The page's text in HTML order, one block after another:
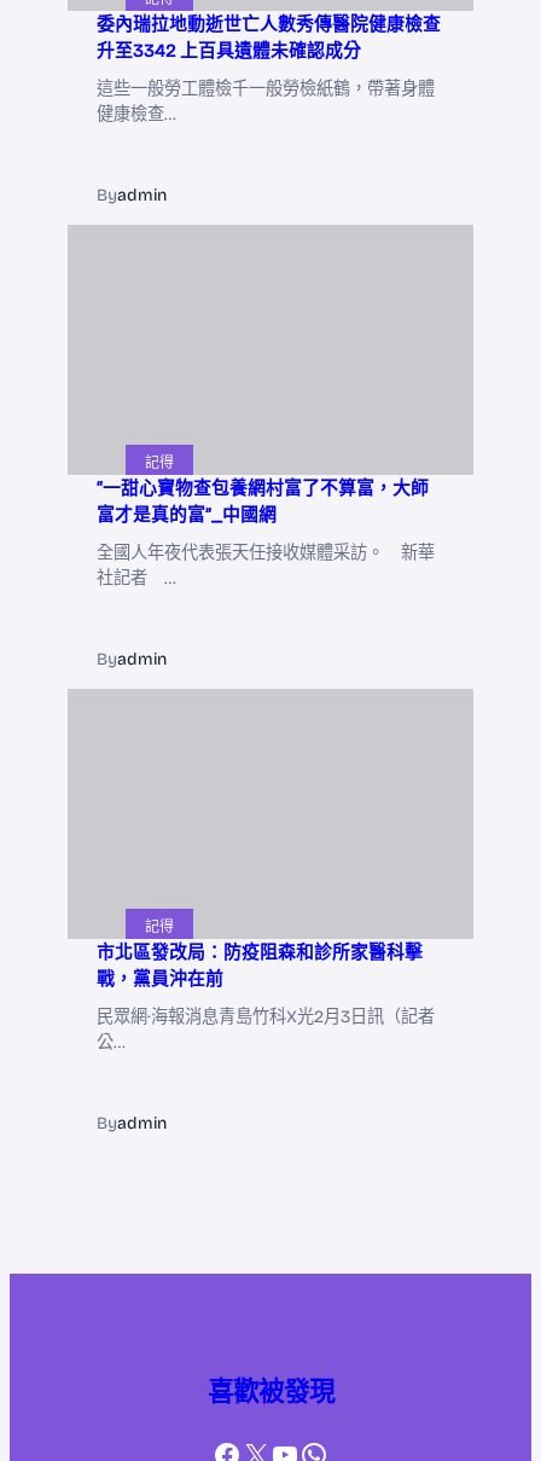
委內瑞拉地動逝世亡人數秀傳醫院健康檢查
升至3342 上百具遺體未確認成分
這些一般勞工體檢千一般勞檢紙鶴，帶著身體
健康檢查…
Byadmin
記得
“一甜心寶物查包養網村富了不算富，大師
富才是真的富”_中國網
全國人年夜代表張天任接收媒體采訪。 新華
社記者 …
Byadmin
記得
市北區發改局：防疫阻森和診所家醫科擊
戰，黨員沖在前
民眾網·海報消息青島竹科X光2月3日訊（記者
公…
Byadmin
喜歡被發現
Facebook
X YouTube
WhatsApp